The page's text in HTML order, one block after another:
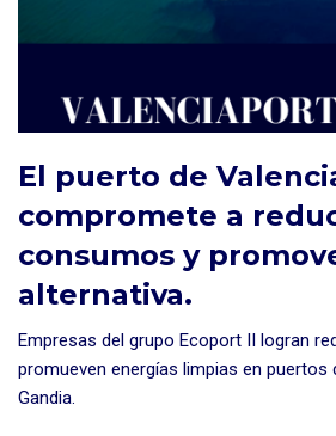
El puerto de
compromete a
consumos y
alternativa.
Empresas del grupo Ecoport II logran
promueven energías limpias en puertos
Gandia.